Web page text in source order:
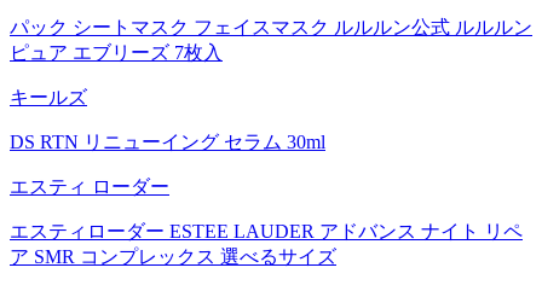
パック シートマスク フェイスマスク ルルルン公式 ルルルン
ピュア エブリーズ 7枚入
キールズ
DS RTN リニューイング セラム 30ml
エスティ ローダー
エスティローダー ESTEE LAUDER アドバンス ナイト リペ
ア SMR コンプレックス 選べるサイズ